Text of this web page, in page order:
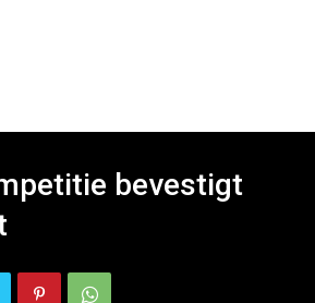
bevestigt